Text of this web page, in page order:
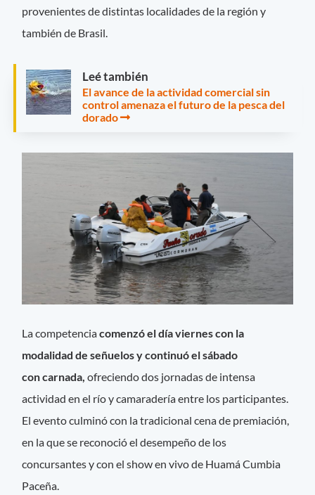
provenientes de distintas localidades de la región y
también de Brasil.
Leé también
El avance de la actividad comercial sin
control amenaza el futuro de la pesca del
dorado
La competenciacomenzó el día viernes con la
modalidad de señuelos y continuó el sábado
con carnada,ofreciendo dos jornadas de intensa
actividad en el río y camaradería entre los participantes.
El evento culminó con la tradicional cena de premiación,
en la que se reconoció el desempeño de los
concursantes y con el show en vivo de Huamá Cumbia
Paceña.